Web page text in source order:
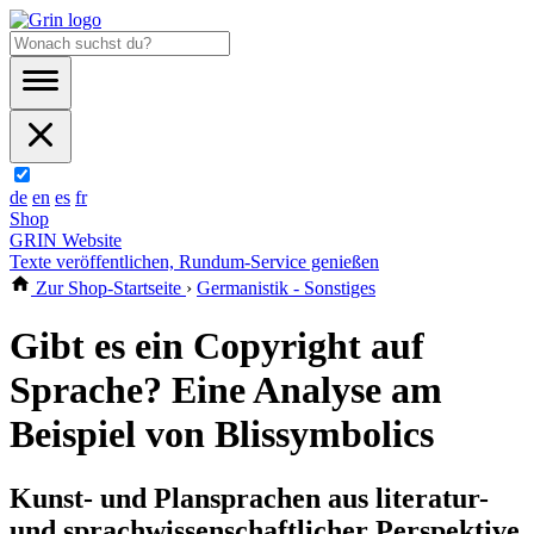
de en es fr
Shop
GRIN Website
Texte veröffentlichen, Rundum-Service genießen
Zur Shop-Startseite › Germanistik - Sonstiges
Gibt es ein Copyright auf
Sprache? Eine Analyse am
Beispiel von Blissymbolics
Kunst- und Plansprachen aus literatur-